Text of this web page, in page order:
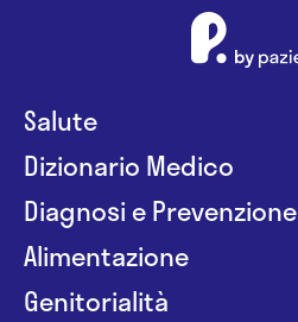
Salute
Dizionario Medico
Diagnosi e Prevenzione
Alimentazione
Genitorialità